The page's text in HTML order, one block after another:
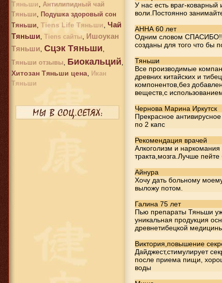
649 руб.
Биоцинк
Тяньши Антилипидный чай
Тяньши
Подушка здоровый сон
Тяньши Tiens Life Тяньши Чай
Тяньши Tiens сайты
Ишоукан
Тяньши Сцэк Тяньши
Тяньши отзывы Биокальций
Хитозан Тяньши цена
Икан
Тяньши
У нас есть враг-
воли.Постоянно
АННА 60 лет
Одним словом
созданы для того что бы
Тяньши
Все производимые
древних китайских и
компонентов,без
веществ,с
Чернова Марина Иркутск
Прекрасное
по 2 капс
Рекомендация врачей
Алкоголизм и
тракта,мозга.Лучше
Айнура
Хочу дать больному
выложу потом.
Галина 75 лет
Пью препараты Тяньши
уникальная продукция
древнетибецкой
Виктория,повышение
Дайджест,стимулирует
после приема пищи,
воды